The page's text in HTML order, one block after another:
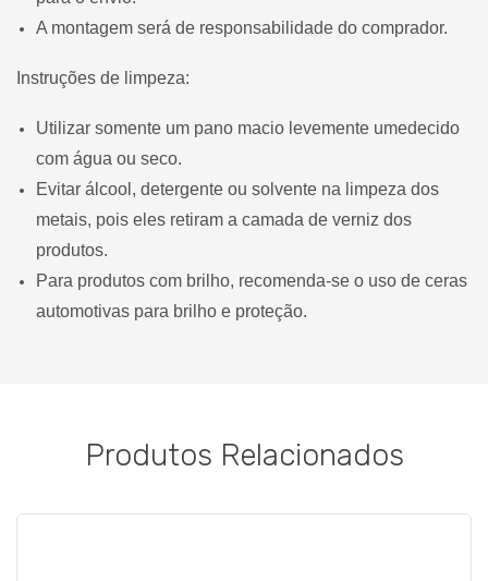
A montagem será de responsabilidade do comprador.
Instruções de limpeza:
Utilizar somente um pano macio levemente umedecido
com água ou seco.
Evitar álcool, detergente ou solvente na limpeza dos
metais, pois eles retiram a camada de verniz dos
produtos.
Para produtos com brilho, recomenda-se o uso de ceras
automotivas para brilho e proteção.
Produtos Relacionados